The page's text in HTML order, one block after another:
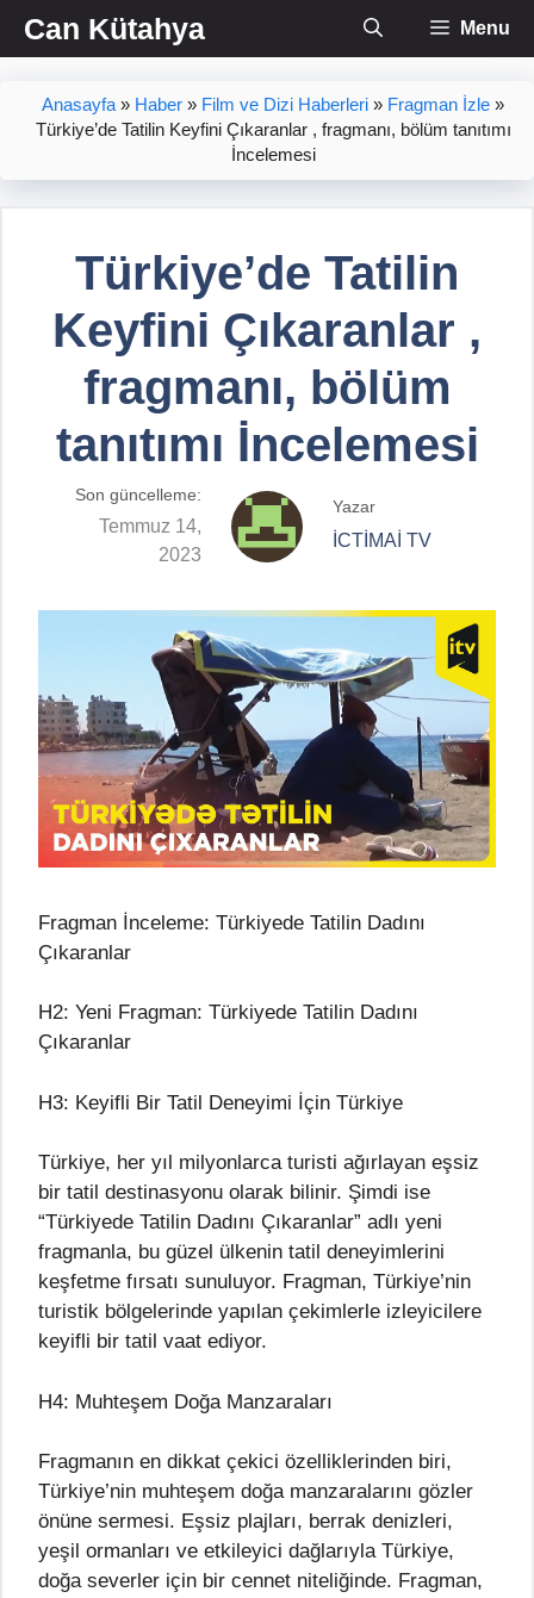
İçeriğe
atlaCan Kütahya Menu
Anasayfa » Haber » Film ve Dizi Haberleri » Fragman İzle »
Türkiye’de Tatilin Keyfini Çıkaranlar , fragmanı, bölüm tanıtımı
İncelemesi
Türkiye’de Tatilin
Keyfini Çıkaranlar ,
fragmanı, bölüm
tanıtımı İncelemesi
Son güncelleme:
Temmuz 14,
2023
Yazar
İCTİMAİ TV
Fragman İnceleme: Türkiyede Tatilin Dadını
Çıkaranlar
H2: Yeni Fragman: Türkiyede Tatilin Dadını
Çıkaranlar
H3: Keyifli Bir Tatil Deneyimi İçin Türkiye
Türkiye, her yıl milyonlarca turisti ağırlayan eşsiz
bir tatil destinasyonu olarak bilinir. Şimdi ise
“Türkiyede Tatilin Dadını Çıkaranlar” adlı yeni
fragmanla, bu güzel ülkenin tatil deneyimlerini
keşfetme fırsatı sunuluyor. Fragman, Türkiye’nin
turistik bölgelerinde yapılan çekimlerle izleyicilere
keyifli bir tatil vaat ediyor.
H4: Muhteşem Doğa Manzaraları
Fragmanın en dikkat çekici özelliklerinden biri,
Türkiye’nin muhteşem doğa manzaralarını gözler
önüne sermesi. Eşsiz plajları, berrak denizleri,
yeşil ormanları ve etkileyici dağlarıyla Türkiye,
doğa severler için bir cennet niteliğinde. Fragman,